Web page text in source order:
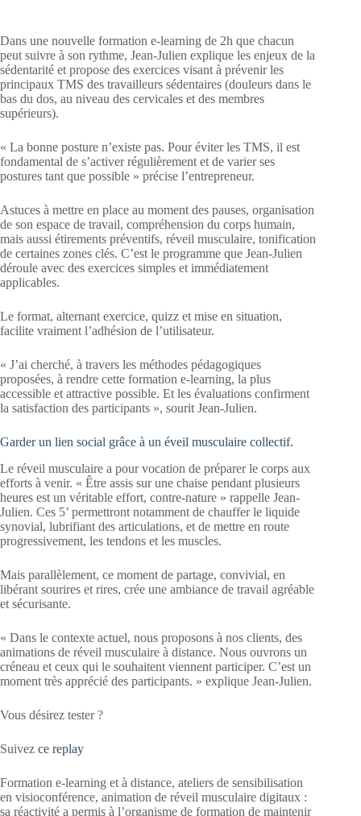
Dans une nouvelle formation e-learning de 2h que chacun
peut suivre à son rythme, Jean-Julien explique les enjeux de la
sédentarité et propose des exercices visant à prévenir les
principaux TMS des travailleurs sédentaires (douleurs dans le
bas du dos, au niveau des cervicales et des membres
supérieurs).
« La bonne posture n’existe pas. Pour éviter les TMS, il est
fondamental de s’activer régulièrement et de varier ses
postures tant que possible » précise l’entrepreneur.
Astuces à mettre en place au moment des pauses, organisation
de son espace de travail, compréhension du corps humain,
mais aussi étirements préventifs, réveil musculaire, tonification
de certaines zones clés. C’est le programme que Jean-Julien
déroule avec des exercices simples et immédiatement
applicables.
Le format, alternant exercice, quizz et mise en situation,
facilite vraiment l’adhésion de l’utilisateur.
« J’ai cherché, à travers les méthodes pédagogiques
proposées, à rendre cette formation e-learning, la plus
accessible et attractive possible. Et les évaluations confirment
la satisfaction des participants », sourit Jean-Julien.
Garder un lien social grâce à un éveil musculaire collectif.
Le réveil musculaire a pour vocation de préparer le corps aux
efforts à venir. « Être assis sur une chaise pendant plusieurs
heures est un véritable effort, contre-nature » rappelle Jean-
Julien. Ces 5’ permettront notamment de chauffer le liquide
synovial, lubrifiant des articulations, et de mettre en route
progressivement, les tendons et les muscles.
Mais parallèlement, ce moment de partage, convivial, en
libérant sourires et rires, crée une ambiance de travail agréable
et sécurisante.
« Dans le contexte actuel, nous proposons à nos clients, des
animations de réveil musculaire à distance. Nous ouvrons un
créneau et ceux qui le souhaitent viennent participer. C’est un
moment très apprécié des participants. » explique Jean-Julien.
Vous désirez tester ?
Suivez ce replay
Formation e-learning et à distance, ateliers de sensibilisation
en visioconférence, animation de réveil musculaire digitaux :
sa réactivité a permis à l’organisme de formation de maintenir